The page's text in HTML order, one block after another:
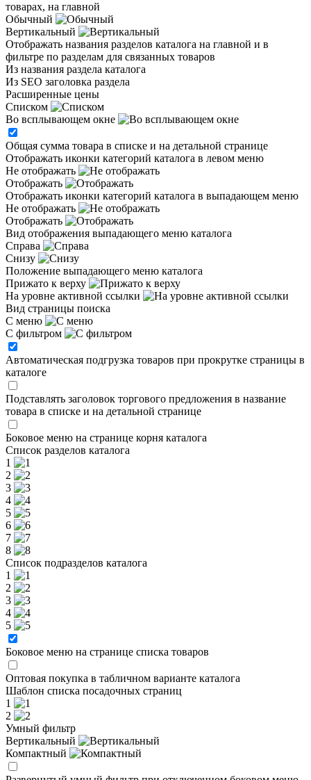
товарах, на главной
Обычный
Вертикальный
Отображать названия разделов каталога на главной и в
фильтре по разделам для связанных товаров
Из названия раздела каталога
Из SEO заголовка раздела
Расширенные цены
Списком
Во всплывающем окне
Общая сумма товара в списке и на детальной странице
Отображать иконки категорий каталога в левом меню
Не отображать
Отображать
Отображать иконки категорий каталога в выпадающем меню
Не отображать
Отображать
Вид отображения выпадающего меню каталога
Справа
Снизу
Положение выпадающего меню каталога
Прижато к верху
На уровне активной ссылки
Вид страницы поиска
С меню
С фильтром
Автоматическая подгрузка товаров при прокрутке страницы в
каталоге
Подставлять заголовок торгового предложения в название
товара в списке и на детальной странице
Боковое меню на странице корня каталога
Список разделов каталога
1
2
3
4
5
6
7
8
Список подразделов каталога
1
2
3
4
5
Боковое меню на странице списка товаров
Оптовая покупка в табличном варианте каталога
Шаблон списка посадочных страниц
1
2
Умный фильтр
Вертикальный
Компактный